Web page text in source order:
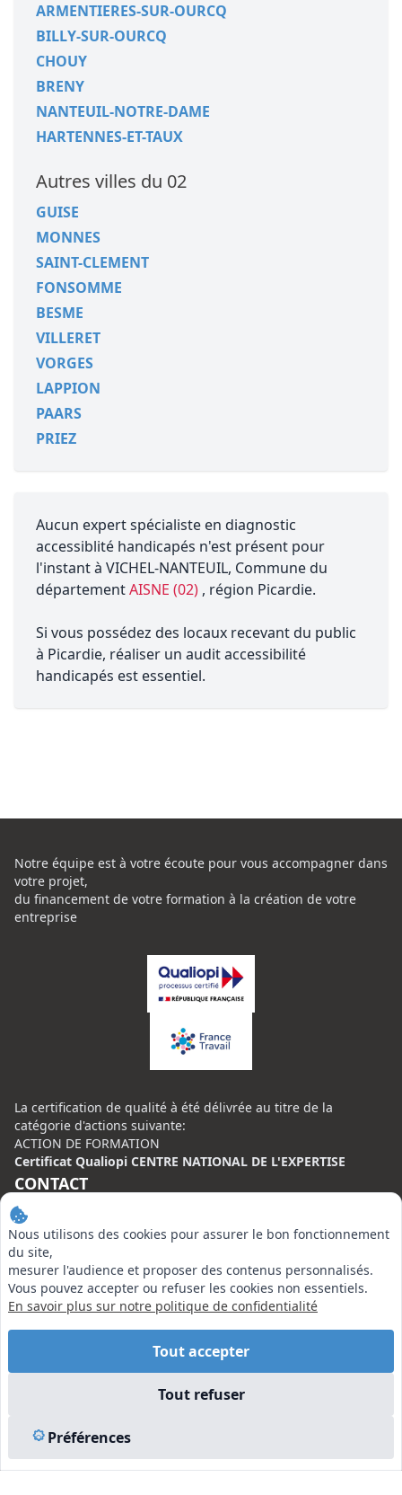
ARMENTIERES-SUR-OURCQ
BILLY-SUR-OURCQ
CHOUY
BRENY
NANTEUIL-NOTRE-DAME
HARTENNES-ET-TAUX
Autres villes du 02
GUISE
MONNES
SAINT-CLEMENT
FONSOMME
BESME
VILLERET
VORGES
LAPPION
PAARS
PRIEZ
Aucun expert spécialiste en diagnostic
accessiblité handicapés n'est présent pour
l'instant à VICHEL-NANTEUIL, Commune du
départementAISNE (02) , région Picardie.
Si vous possédez des locaux recevant du public
à Picardie, réaliser un audit accessibilité
handicapés est essentiel.
Nous utilisons des cookies pour assurer le bon fonctionnement
du site,
mesurer l'audience et proposer des contenus personnalisés.
Vous pouvez accepter ou refuser les cookies non essentiels.
En savoir plus sur notre politique de confidentialité
Tout accepter
Tout refuser
Préférences
Notre équipe est à votre écoute pour vous accompagner dans
votre projet,
du financement de votre formation à la création de votre
entreprise
La certification de qualité à été délivrée au titre de la
catégorie d'actions suivante:
ACTION DE FORMATION
Certificat Qualiopi CENTRE NATIONAL DE L'EXPERTISE
CONTACT
Centre National de l’Expertise (CNE)
20 rue Henri Regnault, 75008 Paris
N°VERT : 0800 00 80 89
EN SAVOIR PLUS
Vu à la Télé
Plan du site